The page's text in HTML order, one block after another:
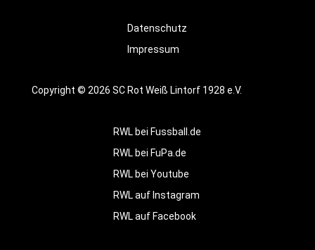
Datenschutz
Impressum
Copyright © 2026 SC Rot Weiß Lintorf 1928 e.V.
RWL bei Fussball.de
RWL bei FuPa.de
RWL bei Youtube
RWL auf Instagram
RWL auf Facebook